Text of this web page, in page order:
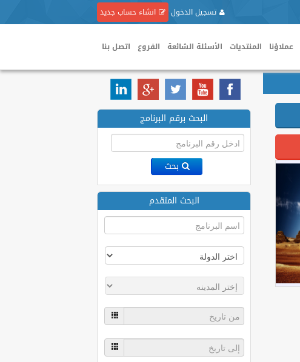
تسجيل الدخول انشاء حساب جديد
عملاؤنا المنتديات الأسئلة الشائعة الفروع اتصل بنا
البحث برقم البرنامج
بحث
البحث المتقدم